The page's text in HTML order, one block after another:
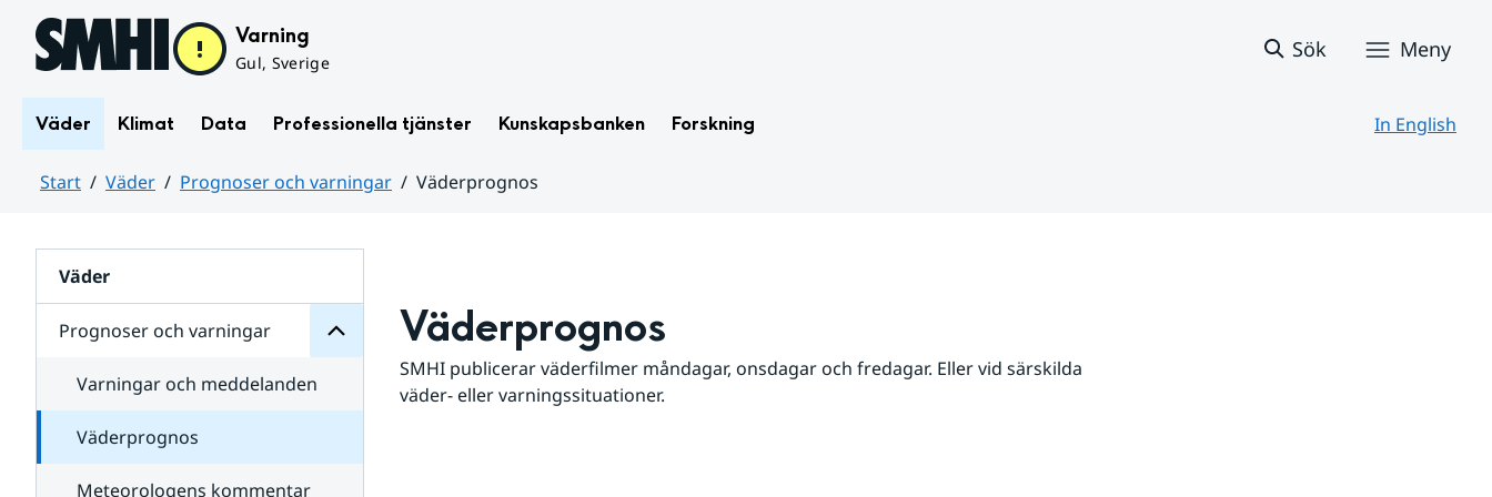
Hoppa till sidans innehåll Varning
Gul, Sverige
Sök Meny
Väder Klimat Data Professionella tjänster Kunskapsbanken Forskning In English
Start Väder Prognoser och varningar
Väderprognos
Väder
Prognoser och varningar
för
varningar
Varningar och meddelanden
Väderprognos
Meteorologens kommentar
Väderprognos
SMHI publicerar väderfilmer måndagar, onsdagar och fredagar. Eller vid särskilda
väder- eller varningssituationer.